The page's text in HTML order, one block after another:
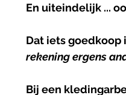
En uiteindelijk ...
Dat iets
rekeningergens
Bij een